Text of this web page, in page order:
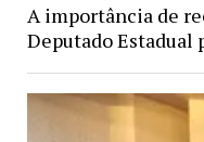
A importância de
Deputado Estadual